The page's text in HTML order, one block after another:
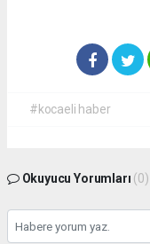
#kocaeli haber
Okuyucu Yorumları (0)